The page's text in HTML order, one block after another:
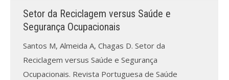
Processo de submissão
Formação Profissional
Setor da Reciclagem versus Saúde e
Segurança Ocupacionais
Santos M, Almeida A, Chagas D. Setor da
Reciclagem versus Saúde e Segurança
Ocupacionais. Revista Portuguesa de Saúde